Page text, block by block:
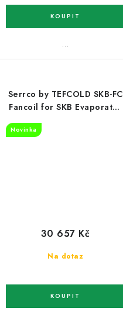
…
Serrco by TEFCOLD SKB-FC
Fancoil for SKB Evaporator
unit - Fancoil for SKB
Novinka
Na dotaz
30 657 Kč